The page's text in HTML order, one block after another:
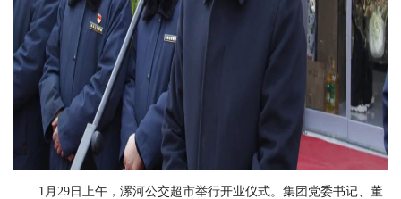
1月29日上午，漯河公交超市举行开业仪式。集团党委书记、董